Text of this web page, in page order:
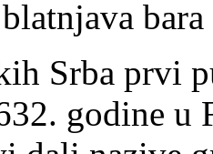
bara
Srba prvi
godine